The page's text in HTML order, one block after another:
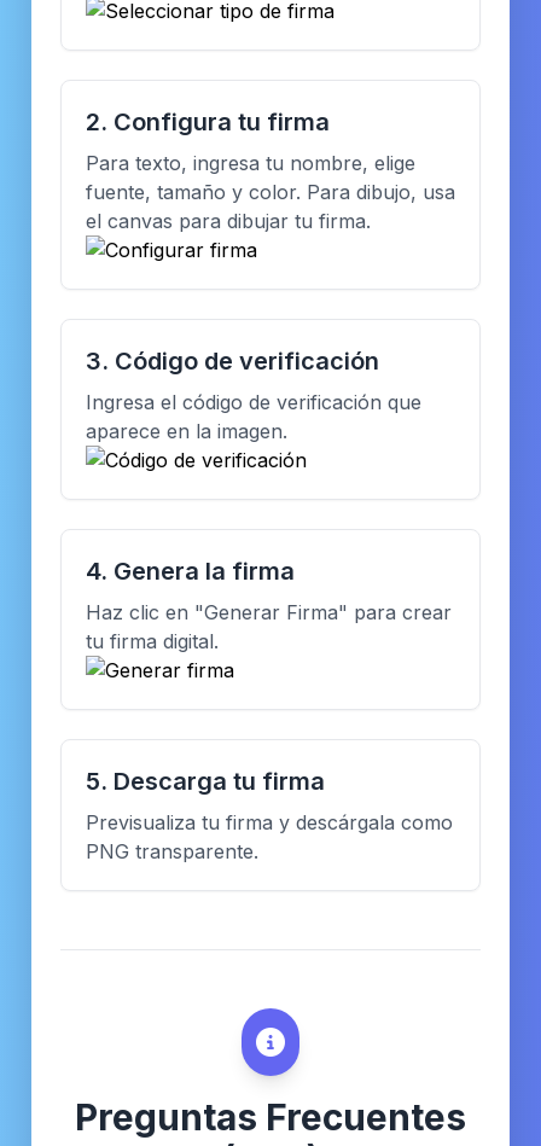
2. Configura tu firma
Para texto, ingresa tu nombre, elige
fuente, tamaño y color. Para dibujo, usa
el canvas para dibujar tu firma.
3. Código de verificación
Ingresa el código de verificación que
aparece en la imagen.
4. Genera la firma
Haz clic en "Generar Firma" para crear
tu firma digital.
5. Descarga tu firma
Previsualiza tu firma y descárgala como
PNG transparente.
Preguntas Frecuentes